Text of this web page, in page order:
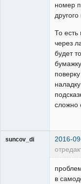
номер
То есть
через
будет
сложно
suncov_di 2016-
в